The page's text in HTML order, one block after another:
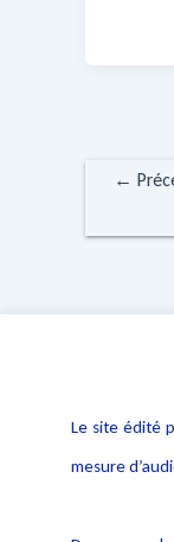
←
Le site édité
mesure